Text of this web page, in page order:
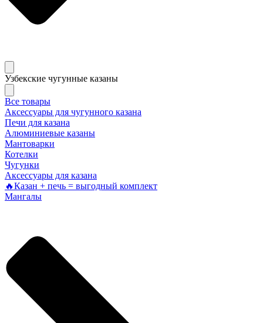
Узбекские чугунные казаны
Все товары
Аксессуары для чугунного казана
Печи для казана
Алюминиевые казаны
Мантоварки
Котелки
Чугунки
Аксессуары для казана
🔥Казан + печь = выгодный комплект
Мангалы